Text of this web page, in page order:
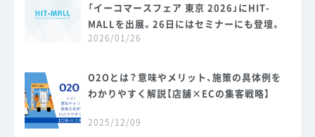
「イーコマースフェア 東京 2026」にHIT-
MALLを出展。26日にはセミナーにも登壇。
2026/01/26
O2Oとは？意味やメリット、施策の具体例を
わかりやすく解説【店舗×ECの集客戦略】
2025/12/09